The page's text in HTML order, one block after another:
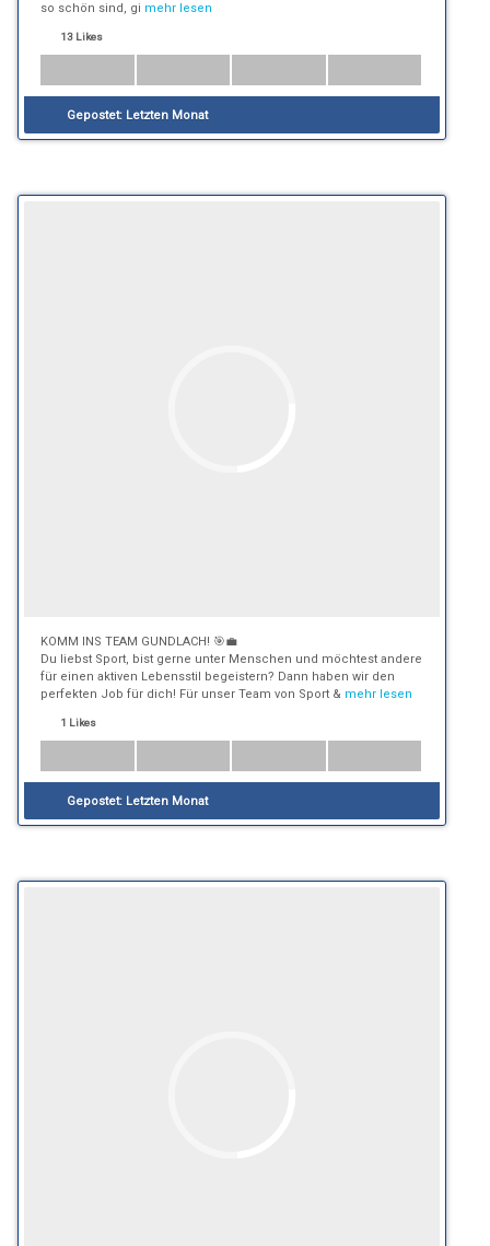
so schön sind, gi mehr lesen
13 Likes
Gepostet: Letzten Monat
KOMM INS TEAM GUNDLACH! 🎯💼
Du liebst Sport, bist gerne unter Menschen und möchtest andere
für einen aktiven Lebensstil begeistern? Dann haben wir den
perfekten Job für dich! Für unser Team von Sport & mehr lesen
1 Likes
Gepostet: Letzten Monat